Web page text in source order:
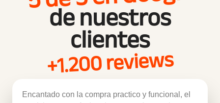
de nuestros
clientes
+1.200 reviews
Encantado con la compra practico y funcional, el